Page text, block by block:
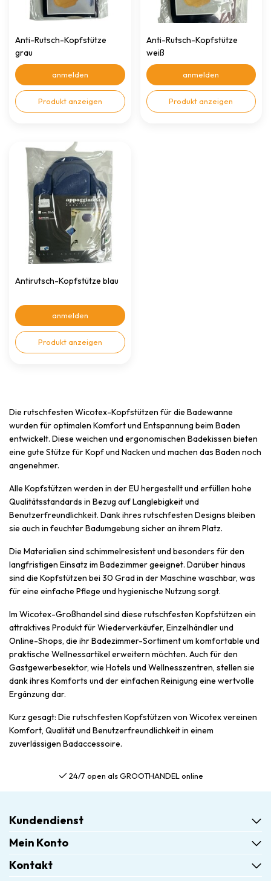
Anti-Rutsch-Kopfstütze
grau
anmelden
Produkt anzeigen
Anti-Rutsch-Kopfstütze
weiß
anmelden
Produkt anzeigen
Antirutsch-Kopfstütze blau
anmelden
Produkt anzeigen
Die rutschfesten Wicotex-Kopfstützen für die Badewanne
wurden für optimalen Komfort und Entspannung beim Baden
entwickelt. Diese weichen und ergonomischen Badekissen bieten
eine gute Stütze für Kopf und Nacken und machen das Baden noch
angenehmer.
Alle Kopfstützen werden in der EU hergestellt und erfüllen hohe
Qualitätsstandards in Bezug auf Langlebigkeit und
Benutzerfreundlichkeit. Dank ihres rutschfesten Designs bleiben
sie auch in feuchter Badumgebung sicher an ihrem Platz.
Die Materialien sind schimmelresistent und besonders für den
langfristigen Einsatz im Badezimmer geeignet. Darüber hinaus
sind die Kopfstützen bei 30 Grad in der Maschine waschbar, was
für eine einfache Pflege und hygienische Nutzung sorgt.
Im Wicotex-Großhandel sind diese rutschfesten Kopfstützen ein
attraktives Produkt für Wiederverkäufer, Einzelhändler und
Online-Shops, die ihr Badezimmer-Sortiment um komfortable und
praktische Wellnessartikel erweitern möchten. Auch für den
Gastgewerbesektor, wie Hotels und Wellnesszentren, stellen sie
dank ihres Komforts und der einfachen Reinigung eine wertvolle
Ergänzung dar.
Kurz gesagt: Die rutschfesten Kopfstützen von Wicotex vereinen
Komfort, Qualität und Benutzerfreundlichkeit in einem
zuverlässigen Badaccessoire.
24/7 open als GROOTHANDEL online
Kundendienst
Mein Konto
Kontakt